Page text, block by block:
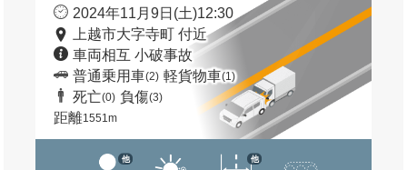
2024年11月9日(土)12:30
上越市大字寺町 付近
車両相互 小破事故
普通乗用車(2) 軽貨物車(1)
死亡(0) 負傷(3)
距離1551m
他 他